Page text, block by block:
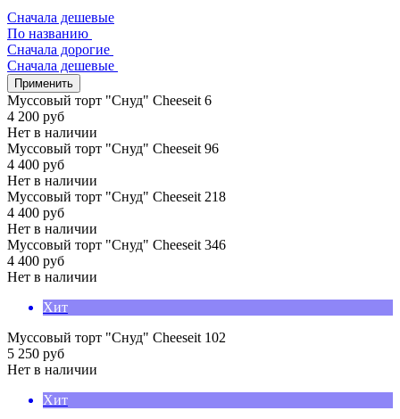
Сначала дешевые
По названию
Сначала дорогие
Сначала дешевые
Применить
Муссовый торт "Снуд" Cheeseit 6
4 200 руб
Нет в наличии
Муссовый торт "Снуд" Cheeseit 96
4 400 руб
Нет в наличии
Муссовый торт "Снуд" Cheeseit 218
4 400 руб
Нет в наличии
Муссовый торт "Снуд" Cheeseit 346
4 400 руб
Нет в наличии
Хит
Муссовый торт "Снуд" Cheeseit 102
5 250 руб
Нет в наличии
Хит